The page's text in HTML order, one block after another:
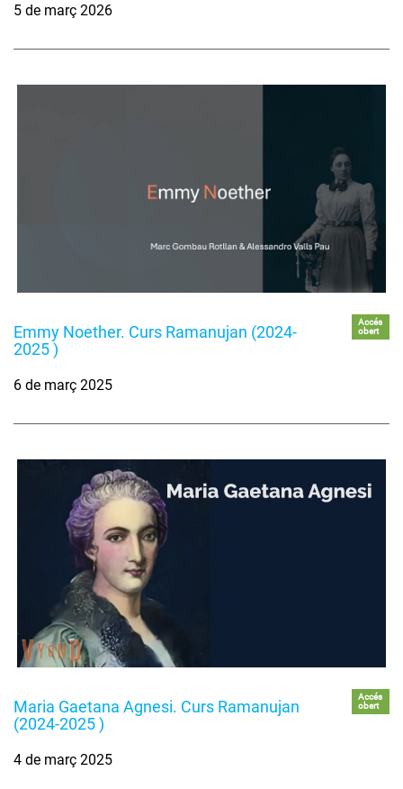
5 de març 2026
Emmy Noether. Curs Ramanujan (2024-
2025 )
Accés
obert
6 de març 2025
Maria Gaetana Agnesi. Curs Ramanujan
(2024-2025 )
Accés
obert
4 de març 2025